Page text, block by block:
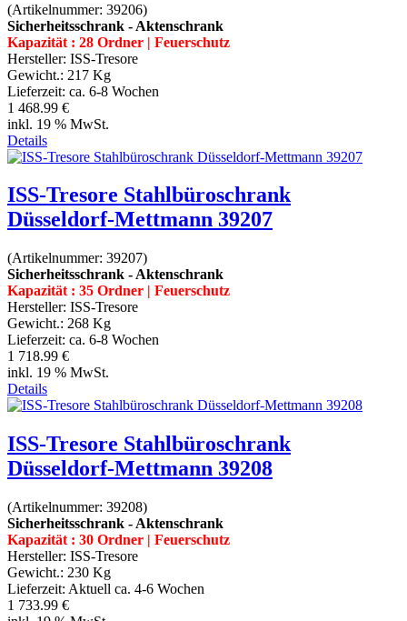
(Artikelnummer: 39206)
Sicherheitsschrank - Aktenschrank
Kapazität : 28 Ordner | Feuerschutz
Hersteller: ISS-Tresore
Gewicht.: 217 Kg
Lieferzeit: ca. 6-8 Wochen
1 468.99 €
inkl. 19 % MwSt.
Details
ISS-Tresore Stahlbüroschrank
Düsseldorf-Mettmann 39207
(Artikelnummer: 39207)
Sicherheitsschrank - Aktenschrank
Kapazität : 35 Ordner | Feuerschutz
Hersteller: ISS-Tresore
Gewicht.: 268 Kg
Lieferzeit: ca. 6-8 Wochen
1 718.99 €
inkl. 19 % MwSt.
Details
ISS-Tresore Stahlbüroschrank
Düsseldorf-Mettmann 39208
(Artikelnummer: 39208)
Sicherheitsschrank - Aktenschrank
Kapazität : 30 Ordner | Feuerschutz
Hersteller: ISS-Tresore
Gewicht.: 230 Kg
Lieferzeit: Aktuell ca. 4-6 Wochen
1 733.99 €